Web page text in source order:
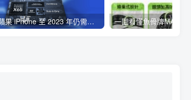
蘋果 iPhone 至 2023 年仍需仰賴高通 5G 基頻晶片，據稱 2025 年才會完成 5G 基頻 Apple Silicon 開發